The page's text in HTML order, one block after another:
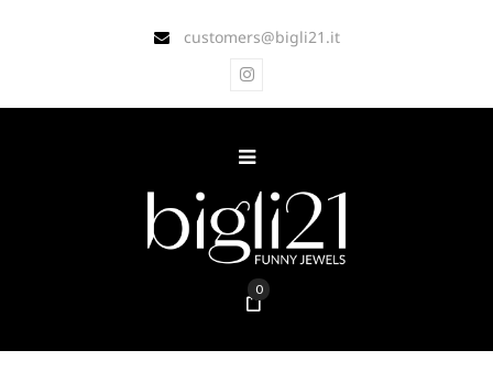
customers@bigli21.it
0